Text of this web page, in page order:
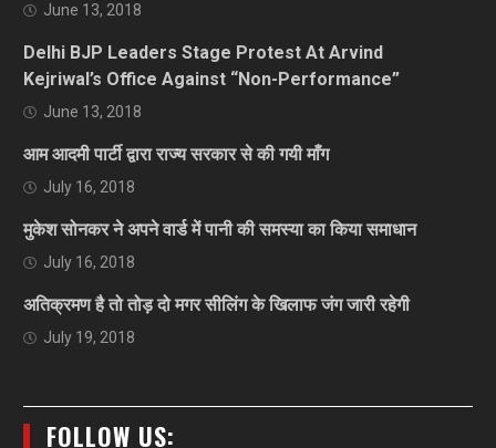
June 13, 2018
Delhi BJP Leaders Stage Protest At Arvind
Kejriwal’s Office Against “Non-Performance”
June 13, 2018
आम आदमी पार्टी द्वारा राज्य सरकार से की गयी माँग
July 16, 2018
मुकेश सोनकर ने अपने वार्ड में पानी की समस्या का किया समाधान
July 16, 2018
अतिक्रमण है तो तोड़ दो मगर सीलिंग के खिलाफ जंग जारी रहेगी
July 19, 2018
FOLLOW US: